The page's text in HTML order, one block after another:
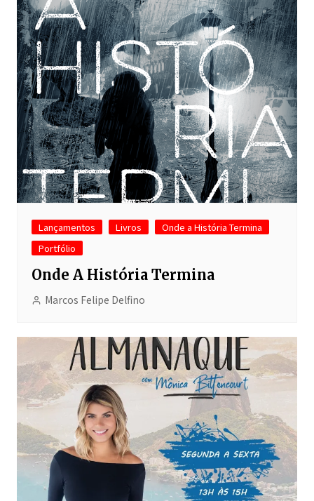
Lançamentos Livros
Onde a História Termina
Portfólio
Onde A História Termina
Marcos Felipe Delfino